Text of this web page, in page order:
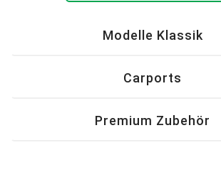
Modelle Klassik
Carports
Premium Zubehör